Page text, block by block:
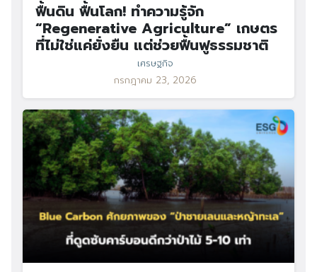
ฟื้นดิน ฟื้นโลก! ทำความรู้จัก
“Regenerative Agriculture” เกษตร
ที่ไม่ใช่แค่ยั่งยืน แต่ช่วยฟื้นฟูธรรมชาติ
เศรษฐกิจ
กรกฎาคม 23, 2026